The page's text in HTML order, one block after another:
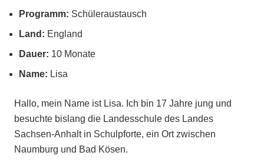
Programm: Schüleraustausch
Land: England
Dauer: 10 Monate
Name: Lisa
Hallo, mein Name ist Lisa. Ich bin 17 Jahre jung und
besuchte bislang die Landesschule des Landes
Sachsen-Anhalt in Schulpforte, ein Ort zwischen
Naumburg und Bad Kösen.